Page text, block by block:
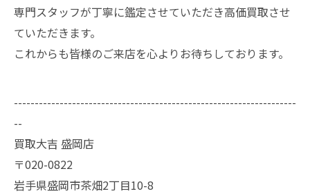
専門スタッフが丁寧に鑑定させていただき高価買取させ
ていただきます。
これからも皆様のご来店を心よりお待ちしております。
--------------------------------------------------------------------
--
買取大吉 盛岡店
〒020-0822
岩手県盛岡市茶畑2丁目10-8